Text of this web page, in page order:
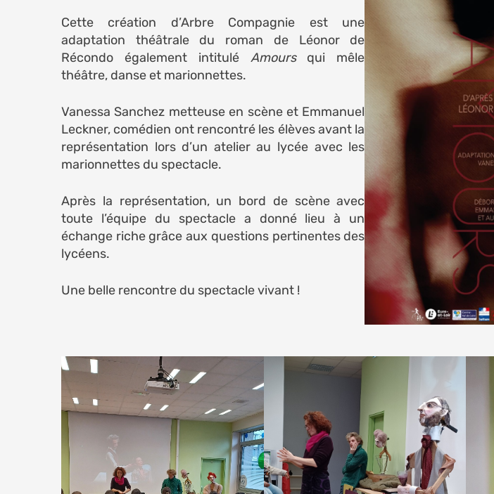
Cette création d’Arbre Compagnie est une
adaptation théâtrale du roman de Léonor de
Récondo également intitulé Amoursqui mêle
théâtre, danse et marionnettes.
Vanessa Sanchez metteuse en scène et Emmanuel
Leckner, comédien ont rencontré les élèves avant la
représentation lors d’un atelier au lycée avec les
marionnettes du spectacle.
Après la représentation, un bord de scène avec
toute l’équipe du spectacle a donné lieu à un
échange riche grâce aux questions pertinentes des
lycéens.
Une belle rencontre du spectacle vivant !